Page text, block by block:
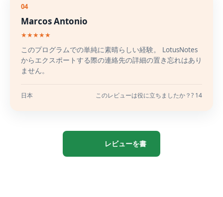
04
Marcos Antonio
★★★★★
このプログラムでの単純に素晴らしい経験。 LotusNotes
からエクスポートする際の連絡先の詳細の置き忘れはあり
ません。
日本 このレビューは役に立ちましたか？? 14
レビューを書